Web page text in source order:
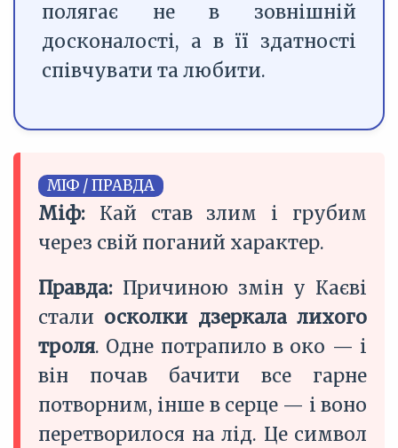
полягає не в зовнішній
досконалості, а в її здатності
співчувати та любити.
МІФ / ПРАВДА
Міф: Кай став злим і грубим
через свій поганий характер.
Правда: Причиною змін у Каєві
стали осколки дзеркала лихого
троля. Одне потрапило в око — і
він почав бачити все гарне
потворним, інше в серце — і воно
перетворилося на лід. Це символ